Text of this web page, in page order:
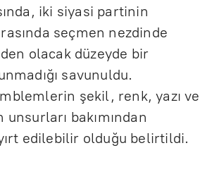
iki siyasi partinin
seçmen nezdinde
olacak düzeyde bir
savunuldu.
şekil, renk, yazı ve
unsurları bakımından
edilebilir olduğu belirtildi.